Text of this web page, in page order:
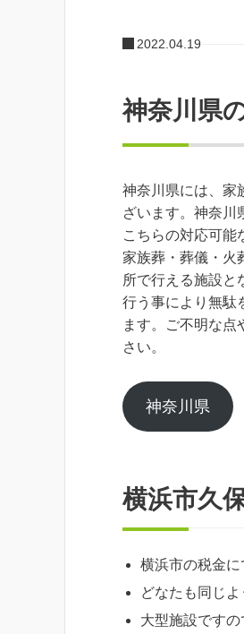
2022.04.19
神奈川県
神奈川県には、家
ざいます。神奈川
こちらの対応可能
家族葬・葬儀・火
所で行える施設と
行う事により無駄
ます。ご不明な点
さい。
神奈川県
横浜市久
横浜市の税金
どなたも同じ
大型施設です